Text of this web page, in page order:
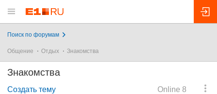
Поиск по форумам
Общение Отдых Знакомства
Знакомства
Online 8
Создать тему